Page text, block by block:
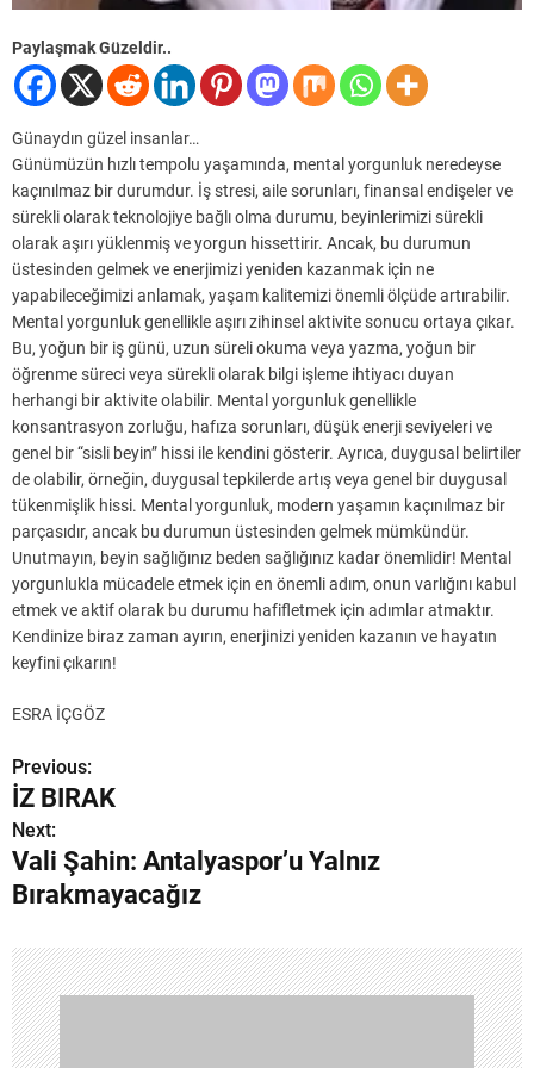
Paylaşmak Güzeldir..
Günaydın güzel insanlar…
Günümüzün hızlı tempolu yaşamında, mental yorgunluk neredeyse
kaçınılmaz bir durumdur. İş stresi, aile sorunları, finansal endişeler ve
sürekli olarak teknolojiye bağlı olma durumu, beyinlerimizi sürekli
olarak aşırı yüklenmiş ve yorgun hissettirir. Ancak, bu durumun
üstesinden gelmek ve enerjimizi yeniden kazanmak için ne
yapabileceğimizi anlamak, yaşam kalitemizi önemli ölçüde artırabilir.
Mental yorgunluk genellikle aşırı zihinsel aktivite sonucu ortaya çıkar.
Bu, yoğun bir iş günü, uzun süreli okuma veya yazma, yoğun bir
öğrenme süreci veya sürekli olarak bilgi işleme ihtiyacı duyan
herhangi bir aktivite olabilir. Mental yorgunluk genellikle
konsantrasyon zorluğu, hafıza sorunları, düşük enerji seviyeleri ve
genel bir “sisli beyin” hissi ile kendini gösterir. Ayrıca, duygusal belirtiler
de olabilir, örneğin, duygusal tepkilerde artış veya genel bir duygusal
tükenmişlik hissi. Mental yorgunluk, modern yaşamın kaçınılmaz bir
parçasıdır, ancak bu durumun üstesinden gelmek mümkündür.
Unutmayın, beyin sağlığınız beden sağlığınız kadar önemlidir! Mental
yorgunlukla mücadele etmek için en önemli adım, onun varlığını kabul
etmek ve aktif olarak bu durumu hafifletmek için adımlar atmaktır.
Kendinize biraz zaman ayırın, enerjinizi yeniden kazanın ve hayatın
keyfini çıkarın!
ESRA İÇGÖZ
Y
a
z
ı
g
e
z
Previous:
İZ BIRAK
Next:
Vali Şahin: Antalyaspor’u Yalnız
Bırakmayacağız